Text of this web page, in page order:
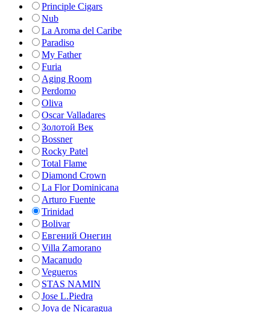
Principle Cigars
Nub
La Aroma del Caribe
Paradiso
My Father
Furia
Aging Room
Perdomo
Oliva
Oscar Valladares
Золотой Век
Bossner
Rocky Patel
Total Flame
Diamond Crown
La Flor Dominicana
Arturo Fuente
Trinidad
Bolivar
Евгений Онегин
Villa Zamorano
Macanudo
Vegueros
STAS NAMIN
Jose L.Piedra
Joya de Nicaragua